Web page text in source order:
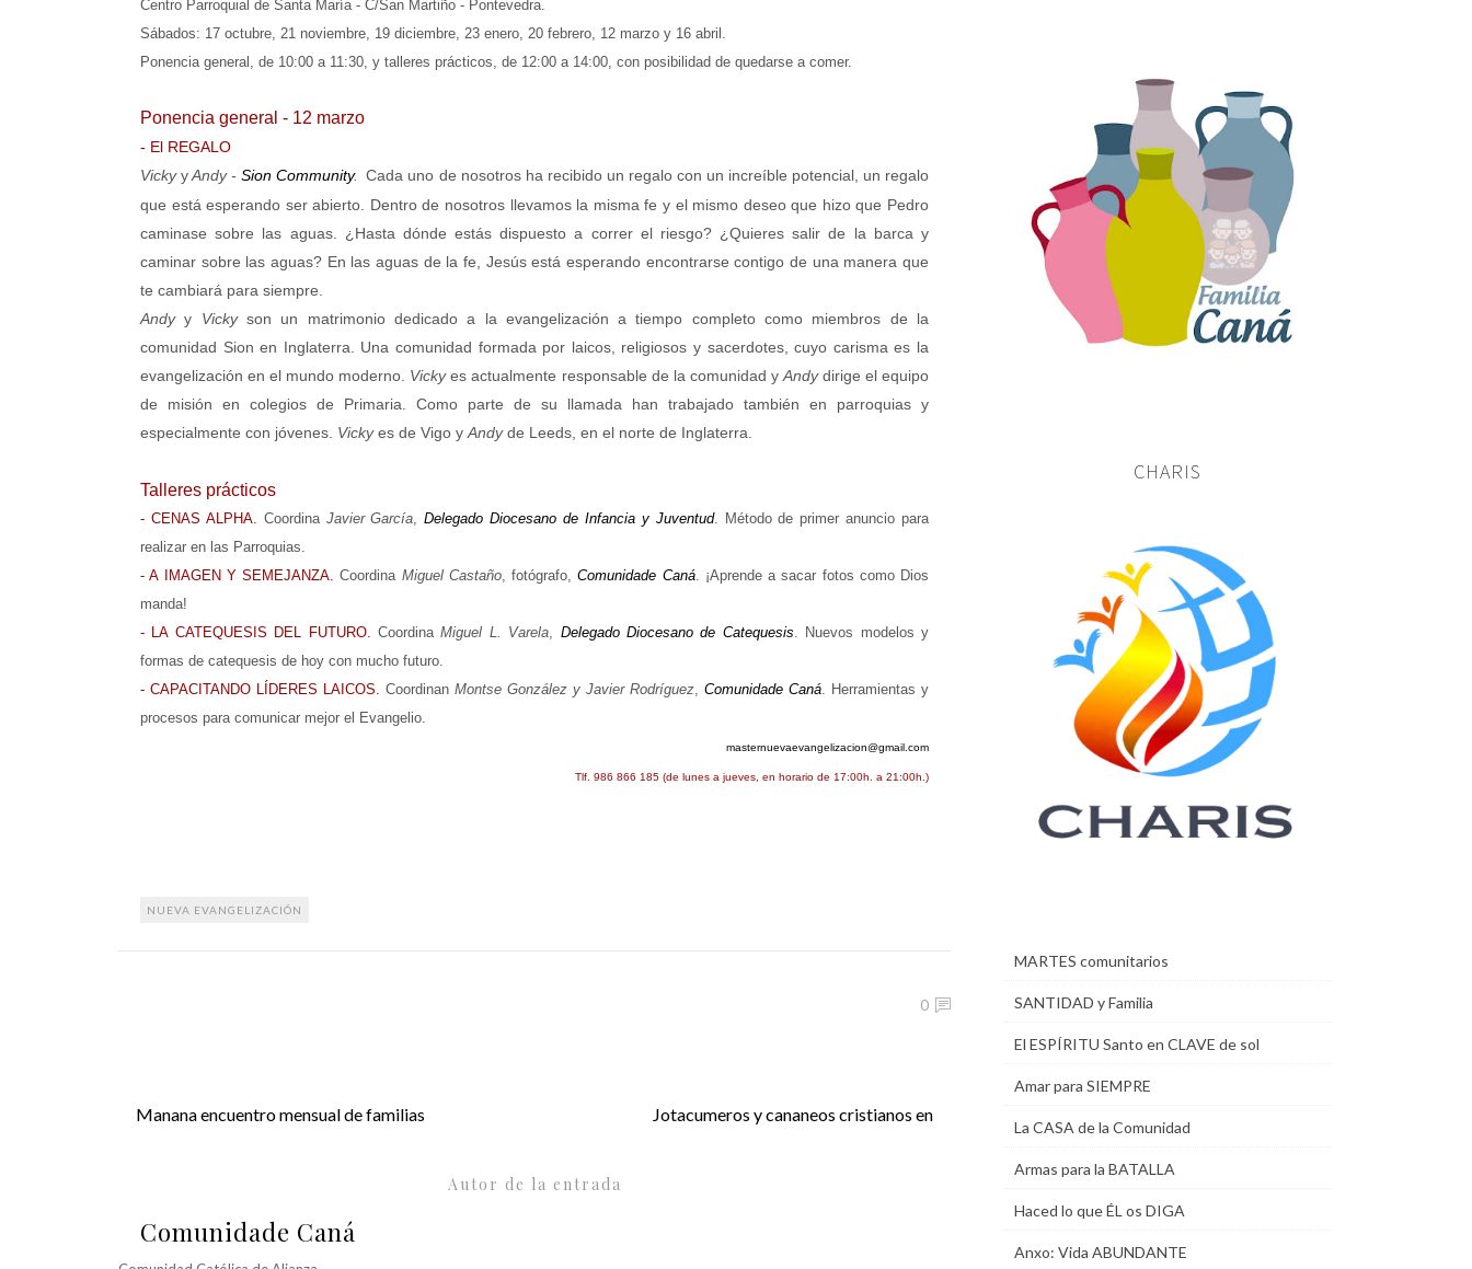
Centro Parroquial de Santa María - C/San Martiño - Pontevedra.
Sábados: 17 octubre, 21 noviembre, 19 diciembre, 23 enero, 20 febrero, 12 marzo y 16 abril.
Ponencia general, de 10:00 a 11:30, y talleres prácticos, de 12:00 a 14:00, con posibilidad de quedarse a comer.
Ponencia general - 12 marzo
- El REGALO
VickyyAndy -Sion Community. Cada uno de nosotros ha recibido un regalo con un increíble potencial, un regalo
que está esperando ser abierto. Dentro de nosotros llevamos la misma fe y el mismo deseo que hizo que Pedro
caminase sobre las aguas. ¿Hasta dónde estás dispuesto a correr el riesgo? ¿Quieres salir de la barca y
caminar sobre las aguas? En las aguas de la fe, Jesús está esperando encontrarse contigo de una manera que
te cambiará para siempre.
Andyy Vickyson un matrimonio dedicado a la evangelización a tiempo completo como miembros de la
comunidad Sion en Inglaterra. Una comunidad formada por laicos, religiosos y sacerdotes, cuyo carisma es la
evangelización en el mundo moderno. Vickyes actualmente responsable de la comunidad y Andydirige el equipo
de misión en colegios de Primaria. Como parte de su llamada han trabajado también en parroquias y
especialmente con jóvenes. Vickyes de Vigo y Andyde Leeds, en el norte de Inglaterra.
Talleres prácticos
- CENAS ALPHA. Coordina Javier García,Delegado Diocesano de Infancia y Juventud. Método de primer anuncio para
realizar en las Parroquias.
- A IMAGEN Y SEMEJANZA. Coordina Miguel Castaño, fotógrafo,Comunidade Caná. ¡Aprende a sacar fotos como Dios
manda!
- LA CATEQUESIS DEL FUTURO. CoordinaMiguel L. Varela, Delegado Diocesano de Catequesis. Nuevos modelos y
formas de catequesis de hoy con mucho futuro.
- CAPACITANDO LÍDERES LAICOS. Coordinan Montse González y Javier Rodríguez, Comunidade Caná. Herramientas y
procesos para comunicar mejor el Evangelio.
masternuevaevangelizacion@gmail.com
Tlf. 986 866 185 (de lunes a jueves, en horario de 17:00h. a 21:00h.)
NUEVA EVANGELIZACIÓN
0
Manana encuentro mensual de familias Jotacumeros y cananeos cristianos en
Autor de la entrada
Comunidade Caná
CHARIS
MARTES comunitarios
SANTIDAD y Familia
El ESPÍRITU Santo en CLAVE de sol
Amar para SIEMPRE
La CASA de la Comunidad
Armas para la BATALLA
Haced lo que ÉL os DIGA
Anxo: Vida ABUNDANTE